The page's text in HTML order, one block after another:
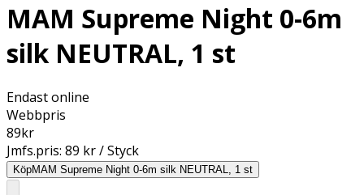
MAM Supreme Night 0-6m
silk NEUTRAL, 1 st
Endast online
Webbpris
89kr
Jmfs.pris: 89 kr / Styck
KöpMAM Supreme Night 0-6m silk NEUTRAL, 1 st